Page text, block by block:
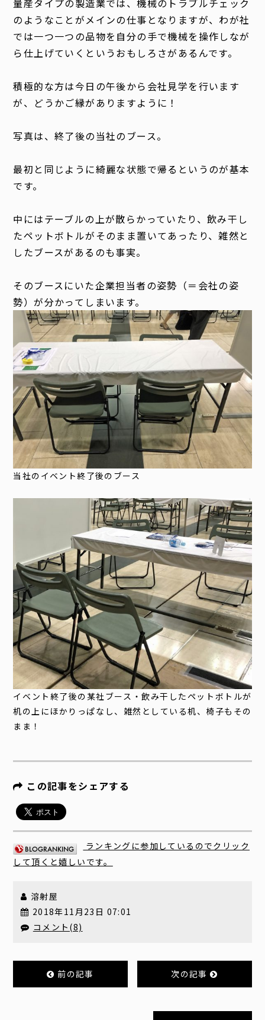
量産タイプの製造業では、機械のトラブルチェック
のようなことがメインの仕事となりますが、わが社
では一つ一つの品物を自分の手で機械を操作しなが
ら仕上げていくというおもしろさがあるんです。
積極的な方は今日の午後から会社見学を行います
が、どうかご縁がありますように！
写真は、終了後の当社のブース。
最初と同じように綺麗な状態で帰るというのが基本
です。
中にはテーブルの上が散らかっていたり、飲み干し
たペットボトルがそのまま置いてあったり、雑然と
したブースがあるのも事実。
そのブースにいた企業担当者の姿勢（＝会社の姿
勢）が分かってしまいます。
当社のイベント終了後のブース
イベント終了後の某社ブース・飲み干したペットボトルが
机の上にほかりっぱなし、雑然としている机、椅子もその
まま！
この記事をシェアする
ランキングに参加しているのでクリック
して頂くと嬉しいです。
溶射屋
2018年11月23日 07:01
コメント(8)
前の記事 次の記事